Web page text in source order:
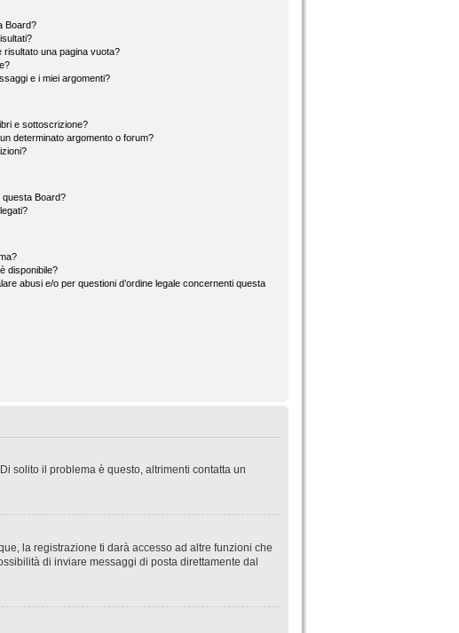
Board?
una pagina vuota?
e i miei argomenti?
e sottoscrizione?
determinato argomento o forum?
questa Board?
disponibile?
abusi e/o per questioni d’ordine legale concernenti questa
solito il problema è questo, altrimenti contatta un
la registrazione ti darà accesso ad altre funzioni che
di inviare messaggi di posta direttamente dal